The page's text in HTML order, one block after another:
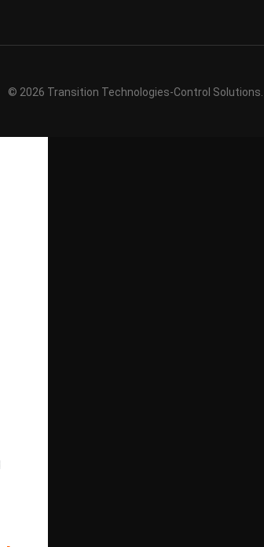
© 2026 Transition Technologies-Control Solutions.